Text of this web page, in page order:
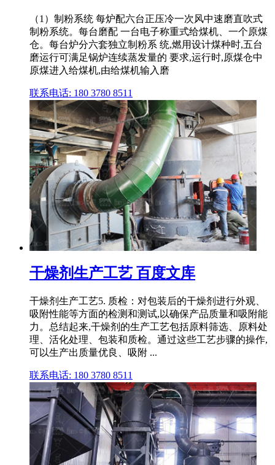
（1）制粉系统 每炉配六台正压冷一次风中速磨直吹式
制粉系统。每台磨配 一台电子称重式给煤机、一个原煤
仓。每台炉分六套独立制粉系 统,燃用设计煤种时,五台
磨运行可满足锅炉连续蒸发量的 要求,运行时,原煤仓中
原煤进入给煤机,由给煤机输入磨
联系电话: 180 3780 8511
干燥剂生产工艺 百度文库
干燥剂生产工艺5. 质检：对包装后的干燥剂进行外观、
吸附性能等方面的检测和测试,以确保产品质量和吸附能
力。总结起来,干燥剂的生产工艺包括原料筛选、原料处
理、活化处理、包装和质检。通过这些工艺步骤的操作,
可以生产出质量优良、吸附 ...
联系电话: 180 3780 8511